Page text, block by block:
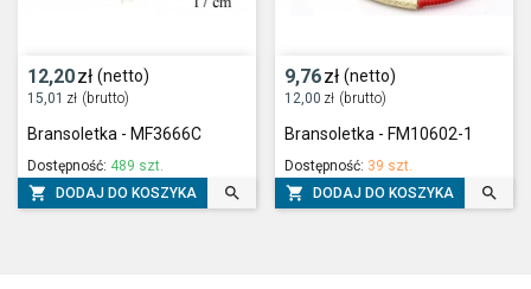
12,20zł (netto)
15,01 zł (brutto)
Bransoletka - MF3666C
Dostępność: 489 szt.
 DODAJ DO KOSZYKA 
9,76zł (netto)
12,00 zł (brutto)
Bransoletka - FM10602-1
Dostępność: 39 szt.
 DODAJ DO KOSZYKA 